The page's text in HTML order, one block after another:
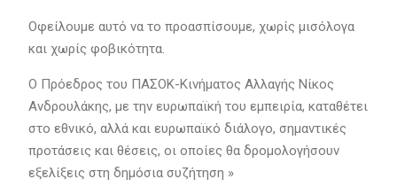
Οφείλουμε αυτό να το προασπίσουμε, χωρίς μισόλογα
και χωρίς φοβικότητα.
Ο Πρόεδρος του ΠΑΣΟΚ-Κινήματος Αλλαγής Νίκος
Ανδρουλάκης, με την ευρωπαϊκή του εμπειρία, καταθέτει
στο εθνικό, αλλά και ευρωπαϊκό διάλογο, σημαντικές
προτάσεις και θέσεις, οι οποίες θα δρομολογήσουν
εξελίξεις στη δημόσια συζήτηση »